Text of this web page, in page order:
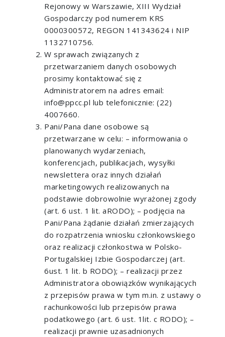
Rejonowy w Warszawie, XIII Wydział
Gospodarczy pod numerem KRS
0000300572, REGON 141343624 i NIP
1132710756.
W sprawach związanych z
przetwarzaniem danych osobowych
prosimy kontaktować się z
Administratorem na adres email:
info@ppcc.pl lub telefonicznie: (22)
4007660.
Pani/Pana dane osobowe są
przetwarzane w celu: – informowania o
planowanych wydarzeniach,
konferencjach, publikacjach, wysyłki
newslettera oraz innych działań
marketingowych realizowanych na
podstawie dobrowolnie wyrażonej zgody
(art. 6 ust. 1 lit. aRODO); – podjęcia na
Pani/Pana żądanie działań zmierzających
do rozpatrzenia wniosku członkowskiego
oraz realizacji członkostwa w Polsko-
Portugalskiej Izbie Gospodarczej (art.
6ust. 1 lit. b RODO); – realizacji przez
Administratora obowiązków wynikających
z przepisów prawa w tym m.in. z ustawy o
rachunkowości lub przepisów prawa
podatkowego (art. 6 ust. 1lit. c RODO); –
realizacji prawnie uzasadnionych